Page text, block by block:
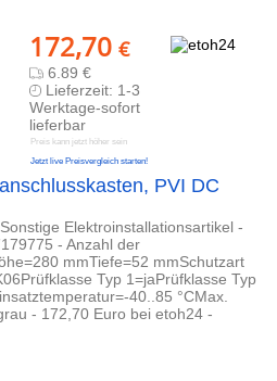
172,70 €
6.89 €
Lieferzeit: 1-3
Werktage-sofort
lieferbar
Preis kann jetzt höher sein
Jetzt live Preisvergleich starten!
PVI DC
Elektroinstallationsartikel -
- Anzahl der
mmTiefe=52 mmSchutzart
Typ 1=jaPrüfklasse Typ
40..85 °CMax.
- 172,70 Euro bei etoh24 -